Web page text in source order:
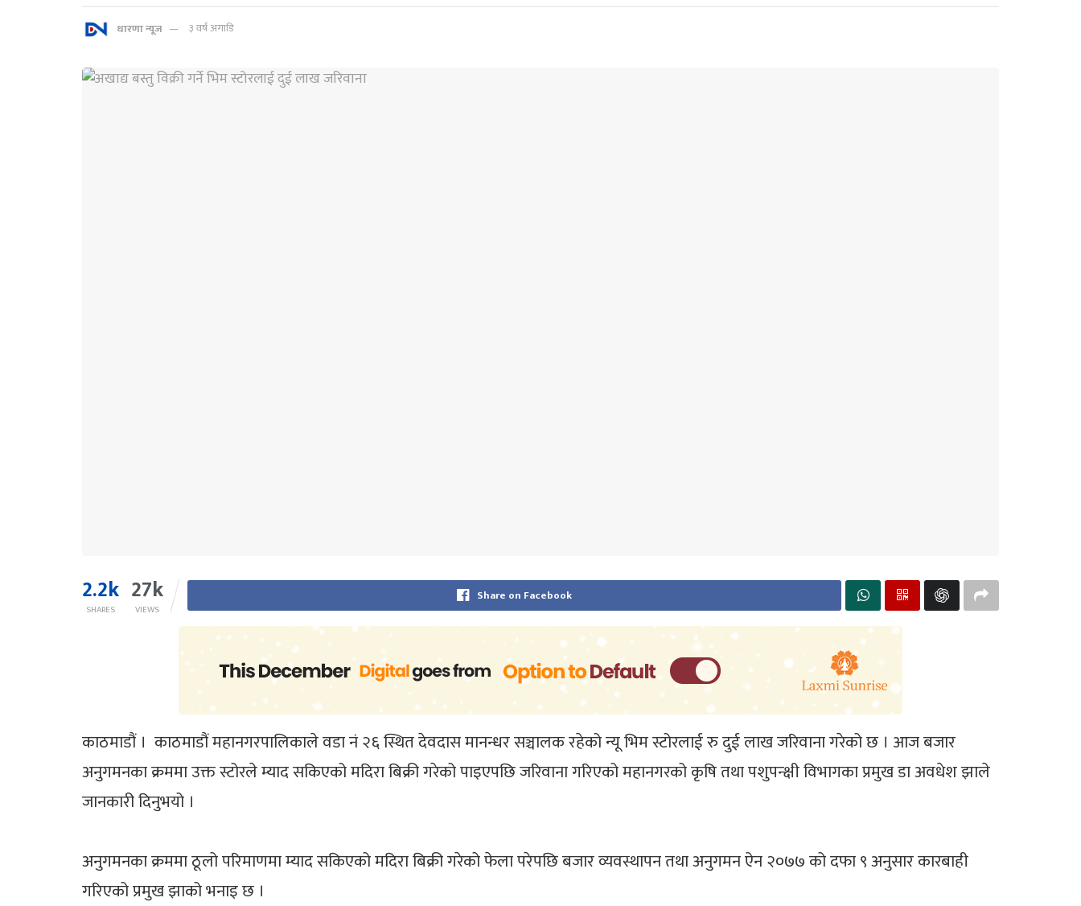
धारणा न्यूज ३ वर्ष अगाडि
2.2k
SHARES
27k
VIEWS
Share on Facebook
काठमाडौं । काठमाडौं महानगरपालिकाले वडा नं २६ स्थित देवदास मानन्धर सञ्चालक रहेको न्यू भिम स्टोरलाई रु दुई लाख जरिवाना गरेको छ । आज बजार
अनुगमनका क्रममा उक्त स्टोरले म्याद सकिएको मदिरा बिक्री गरेको पाइएपछि जरिवाना गरिएको महानगरको कृषि तथा पशुपन्क्षी विभागका प्रमुख डा अवधेश झाले
जानकारी दिनुभयो ।
अनुगमनका क्रममा ठूलो परिमाणमा म्याद सकिएको मदिरा बिक्री गरेको फेला परेपछि बजार व्यवस्थापन तथा अनुगमन ऐन २०७७ को दफा ९ अनुसार कारबाही
गरिएको प्रमुख झाको भनाइ छ ।